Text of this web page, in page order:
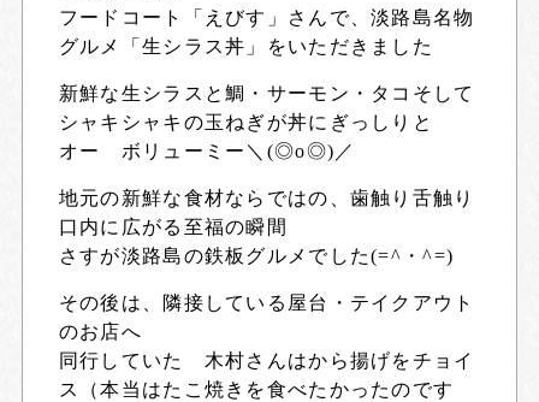
フードコート「えびす」さんで、淡路島名物
グルメ「生シラス丼」をいただきました
新鮮な生シラスと鯛・サーモン・タコそして
シャキシャキの玉ねぎが丼にぎっしりと
オー ボリューミー＼(◎o◎)／
地元の新鮮な食材ならではの、歯触り舌触り
口内に広がる至福の瞬間
さすが淡路島の鉄板グルメでした(=^・^=)
その後は、隣接している屋台・テイクアウト
のお店へ
同行していた 木村さんはから揚げをチョイ
ス（本当はたこ焼きを食べたかったのです